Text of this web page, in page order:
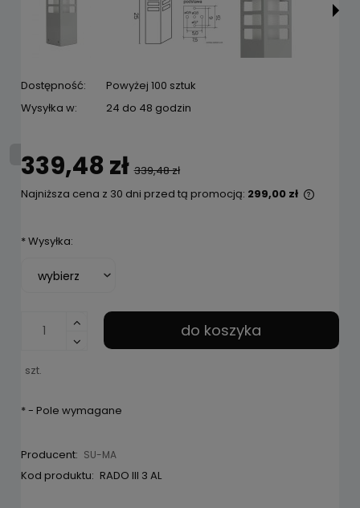
Dostępność:
Powyżej 100 sztuk
Wysyłka w:
24 do 48 godzin
339,48 zł 339,48 zł
Najniższa cena z 30 dni przed tą promocją: 299,00 zł
*Wysyłka:
szt.
do koszyka
*- Pole wymagane
Producent: SU-MA
Kod produktu: RADO III 3 AL